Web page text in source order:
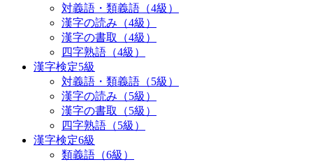
対義語・類義語（4級）
漢字の読み（4級）
漢字の書取（4級）
四字熟語（4級）
漢字検定5級
対義語・類義語（5級）
漢字の読み（5級）
漢字の書取（5級）
四字熟語（5級）
漢字検定6級
類義語（6級）